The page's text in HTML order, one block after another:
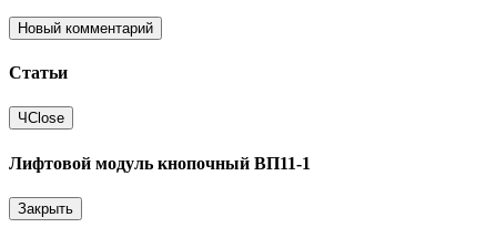
Новый комментарий
Статьи
ЧClose
Лифтовой модуль кнопочный ВП11-1
Закрыть